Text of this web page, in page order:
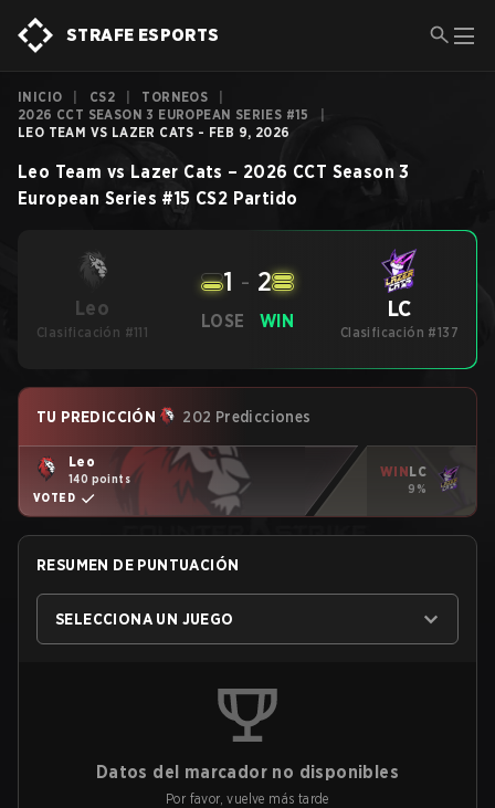
STRAFE ESPORTS
INICIO CS2 TORNEOS
2026 CCT SEASON 3 EUROPEAN SERIES #15
LEO TEAM VS LAZER CATS - FEB 9, 2026
Leo Team vs Lazer Cats – 2026 CCT Season 3
European Series #15 CS2 Partido
Leo
Clasificación #111
LOSE
1 - 2
WIN LC
Clasificación #137
TU PREDICCIÓN 202 Predicciones
Leo
140 points
VOTED
WINLC
9%
RESUMEN DE PUNTUACIÓN
SELECCIONA UN JUEGO
Datos del marcador no disponibles
Por favor, vuelve más tarde